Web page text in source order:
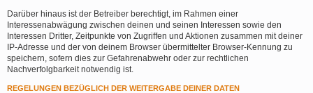
Darüber hinaus ist der Betreiber berechtigt, im Rahmen einer
Interessenabwägung zwischen deinen und seinen Interessen sowie den
Interessen Dritter, Zeitpunkte von Zugriffen und Aktionen zusammen mit deiner
IP-Adresse und der von deinem Browser übermittelter Browser-Kennung zu
speichern, sofern dies zur Gefahrenabwehr oder zur rechtlichen
Nachverfolgbarkeit notwendig ist.
REGELUNGEN BEZÜGLICH DER WEITERGABE DEINER DATEN